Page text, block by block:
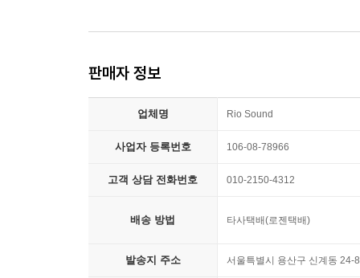
판매자 정보
업체명 Rio Sound
사업자 등록번호 106-08-78966
고객 상담 전화번호 010-2150-4312
배송 방법 타사택배(로젠택배)
발송지 주소 서울특별시 용산구 신계동 24-